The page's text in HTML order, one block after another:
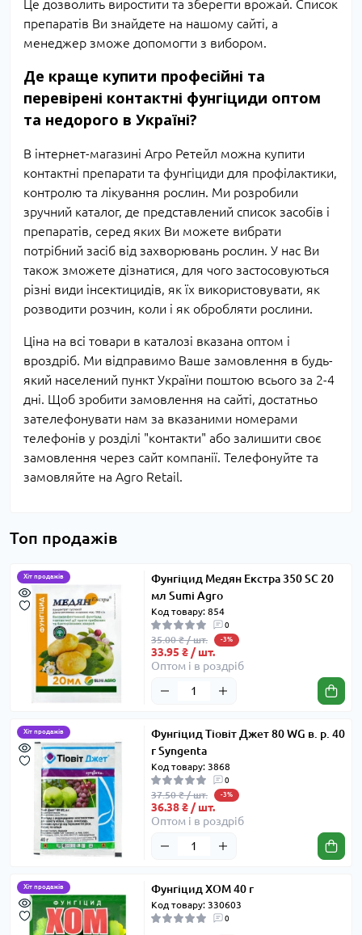
Це дозволить виростити та зберегти врожай. Список
препаратів Ви знайдете на нашому сайті, а
менеджер зможе допомогти з вибором.
Де краще купити професійні та
перевірені контактні фунгіциди оптом
та недорого в Україні?
В інтернет-магазині Агро Ретейл можна купити
контактні препарати та фунгіциди для профілактики,
контролю та лікування рослин. Ми розробили
зручний каталог, де представлений список засобів і
препаратів, серед яких Ви можете вибрати
потрібний засіб від захворювань рослин. У нас Ви
також зможете дізнатися, для чого застосовуються
різні види інсектицидів, як їх використовувати, як
розводити розчин, коли і як обробляти рослини.
Ціна на всі товари в каталозі вказана оптом і
вроздріб. Ми відправимо Ваше замовлення в будь-
який населений пункт України поштою всього за 2-4
дні. Щоб зробити замовлення на сайті, достатньо
зателефонувати нам за вказаними номерами
телефонів у розділі "контакти" або залишити своє
замовлення через сайт компанії. Телефонуйте та
замовляйте на Agro Retail.
Топ продажів
Хіт продажів
Фунгіцид Медян Екстра 350 SC 20
мл Sumi Agro
Код товару: 854
0
35.00 ₴ / шт. -3%
33.95 ₴ / шт.
Оптом і в роздріб
Хіт продажів
Фунгіцид Тіовіт Джет 80 WG в. р. 40
г Syngenta
Код товару: 3868
0
37.50 ₴ / шт. -3%
36.38 ₴ / шт.
Оптом і в роздріб
Хіт продажів Фунгіцид ХОМ 40 г
Код товару: 330603
0